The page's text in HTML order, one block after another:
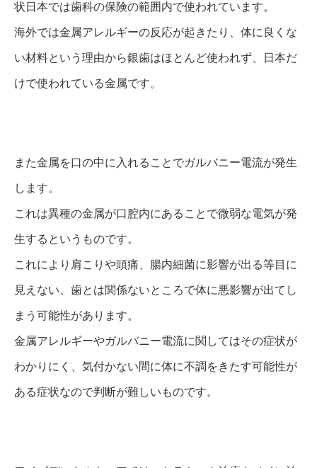
状日本では歯科の保険の範囲内で使われています。
海外では金属アレルギーの反応が起きたり、体に良くな
い材料という理由から銀歯はほとんど使われず、日本だ
けで使われている金属です。
また金属を口の中に入れることでガルバニー電流が発生
します。
これは異種の金属が口腔内にあることで微弱な電気が発
生するというものです。
これにより肩こりや頭痛、腸内細菌に影響が出る等目に
見えない、歯とは関係ないところで体に悪影響が出てし
まう可能性があります。
金属アレルギーやガルバニー電流に関してはその症状が
わかりにく、気付かない間に体に不調をきたす可能性が
ある症状なので判断が難しいものです。